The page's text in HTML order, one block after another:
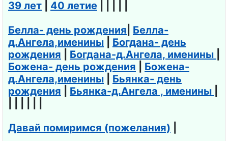
орнитолога
День веб-
мастера
День
следовател
День
39 лет
40 летие
Белла- день рождения Белла-
д.Ангела,именины
Богдана- день
рождения
Богдана-д.Ангела, именины
Божена- день рождения
Божена-
д.Ангела,именины
Бьянка- день
рождения
Бьянка-д.Ангела , именины
Давай помиримся (пожелания)